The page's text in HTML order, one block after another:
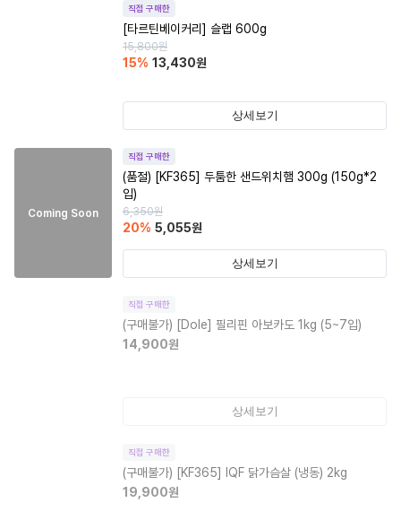
직접 구매한
[타르틴베이커리] 슬랩 600g
15,800원
15% 13,430원
상세보기
Coming Soon
직접 구매한
(품절) [KF365] 두툼한 샌드위치햄 300g (150g*2
입)
6,350원
20% 5,055원
상세보기
직접 구매한
(구매불가) [Dole] 필리핀 아보카도 1kg (5~7입)
14,900원
상세보기
직접 구매한
(구매불가) [KF365] IQF 닭가슴살 (냉동) 2kg
19,900원